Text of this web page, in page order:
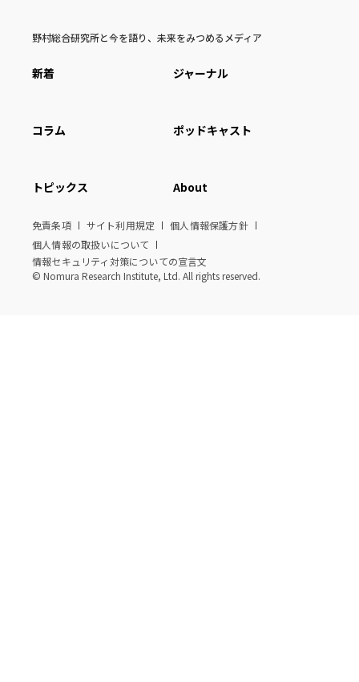
野村総合研究所と今を語り、未来をみつめるメディア
新着 ジャーナル
コラム ポッドキャスト
トピックス About
免責条項 サイト利用規定
個人情報保護方針
個人情報の取扱いについて
情報セキュリティ対策についての宣言文
© Nomura Research Institute, Ltd. All rights reserved.